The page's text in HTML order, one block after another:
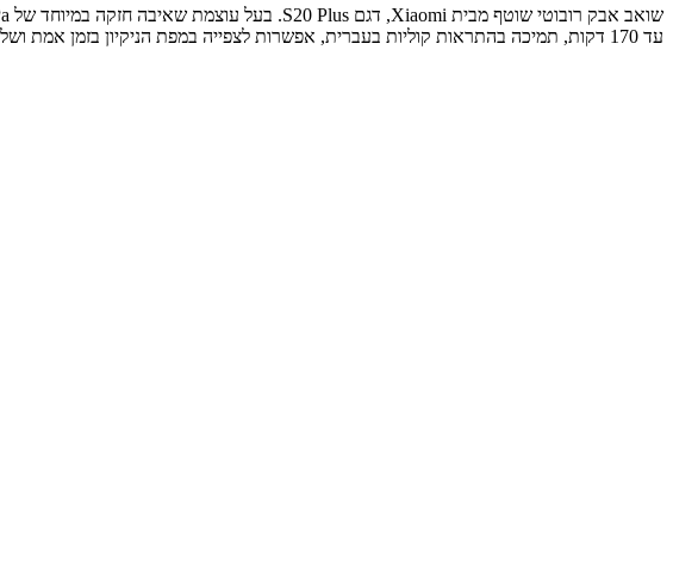
עד 170 דקות, תמיכה בהתראות קוליות בעברית, אפשרות לצפייה במפת הניקיון בזמן אמת ושליטה מלאה דרך חיבור אלחוטי לאפליקציית Mi Home.